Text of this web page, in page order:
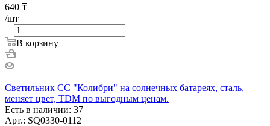
640 ₸
/шт
В корзину
Светильник СС "Колибри" на солнечных батареях, сталь,
меняет цвет, TDM по выгодным ценам.
Есть в наличии: 37
Арт.: SQ0330-0112